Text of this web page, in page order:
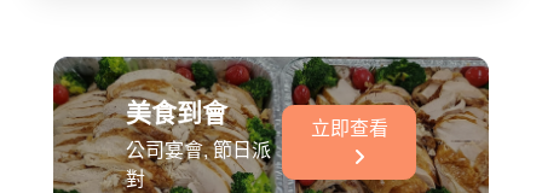
美食到會
公司宴會, 節日派
對
立即查看